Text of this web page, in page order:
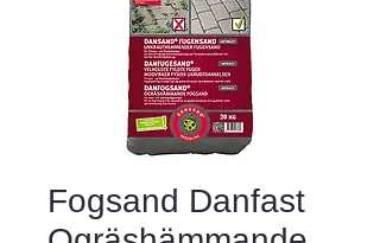
Fogsand Danfast